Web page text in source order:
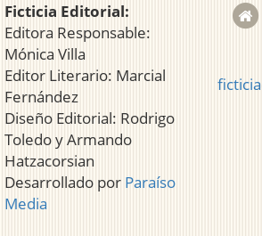
Ficticia Editorial:
Editora Responsable:
Mónica Villa
Editor Literario: Marcial
Fernández
Diseño Editorial: Rodrigo
Toledo y Armando
Hatzacorsian
Desarrollado por Paraíso
Media